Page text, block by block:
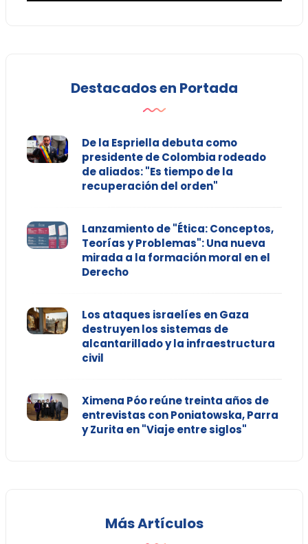
Destacados en Portada
De la Espriella debuta como
presidente de Colombia rodeado
de aliados: "Es tiempo de la
recuperación del orden"
Lanzamiento de "Ética: Conceptos,
Teorías y Problemas": Una nueva
mirada a la formación moral en el
Derecho
Los ataques israelíes en Gaza
destruyen los sistemas de
alcantarillado y la infraestructura
civil
Ximena Póo reúne treinta años de
entrevistas con Poniatowska, Parra
y Zurita en "Viaje entre siglos"
Más Artículos